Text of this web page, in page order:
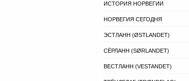
ИСТОРИЯ НОРВЕГИИ
НОРВЕГИЯ СЕГОДНЯ
ЭСТЛАНН (ØSTLANDET)
СЁРЛАНН (SØRLANDET)
ВЕСТЛАНН (VESTANDET)